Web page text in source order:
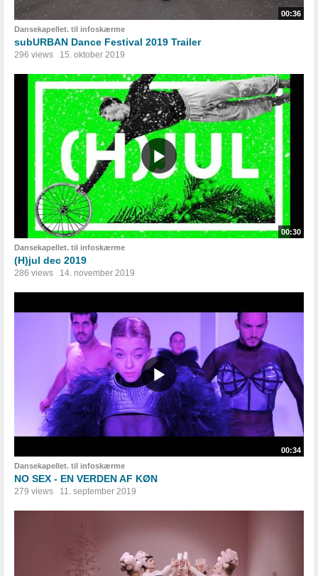
00:36
Dansekapellet. til infoskærme
subURBAN Dance Festival 2019 Trailer
296 views 15. oktober 2019
00:30
Dansekapellet. til infoskærme
(H)jul dec 2019
286 views 14. november 2019
00:34
Dansekapellet. til infoskærme
NO SEX - EN VERDEN AF KØN
279 views 11. september 2019